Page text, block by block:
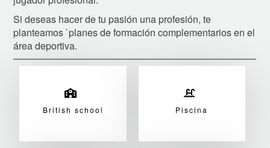
Si deseas hacer de tu pasión una profesión, te
planteamos `planes de formación complementarios en el
área deportiva.
British school Piscina